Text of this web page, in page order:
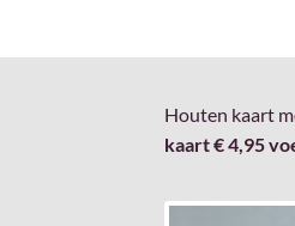
Houten kaart
kaart € 4,95